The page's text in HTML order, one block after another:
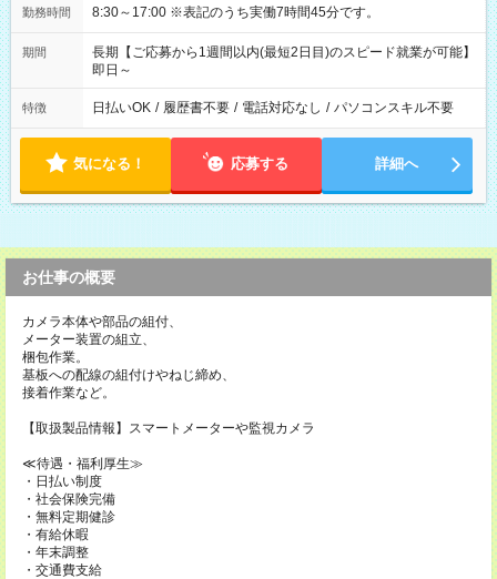
勤務時間 8:30～17:00 ※表記のうち実働7時間45分です。
期間
長期【ご応募から1週間以内(最短2日目)のスピード就業が可能】
即日～
特徴 日払いOK / 履歴書不要 / 電話対応なし / パソコンスキル不要
気になる！ 応募する 詳細へ
お仕事の概要
カメラ本体や部品の組付、
メーター装置の組立、
梱包作業。
基板への配線の組付けやねじ締め、
接着作業など。
【取扱製品情報】スマートメーターや監視カメラ
≪待遇・福利厚生≫
・日払い制度
・社会保険完備
・無料定期健診
・有給休暇
・年末調整
・交通費支給